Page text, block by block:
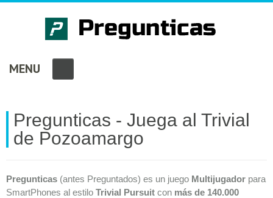
MENU
Pregunticas - Juega al Trivial
de Pozoamargo
Pregunticas (antes Preguntados) es un juego Multijugador para
SmartPhones al estilo Trivial Pursuit con más de 140.000